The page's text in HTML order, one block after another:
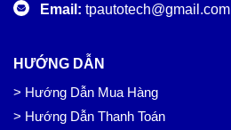
Email: tpautotech@gmail.com
HƯỚNG DẪN
> Hướng Dẫn Mua Hàng
> Hướng Dẫn Thanh Toán